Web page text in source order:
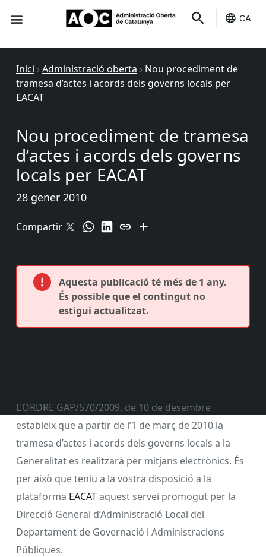
CA
Inici › Administració oberta › Nou procediment de
tramesa d’actes i acords dels governs locals per
EACAT
Nou procediment de tramesa
d’actes i acords dels governs
locals per EACAT
28 gener 2010
Compartir
Aquesta publicació té més de 1 any.
És possible que el contingut no
estigui actualitzat.
L’ORDRE GAP/570/2009, de 10 de desembre
estableix que a partir de l’1 de març de 2010 la
tramesa d’actes i acords dels governs locals a la
Generalitat es realitzarà per mitjans electrònics. És
per això que teniu a la vostra disposició a la
plataforma EACATaquest servei promogut per la
Direcció General d’Administració Local del
Departament de Governació i Administracions
Públiques.